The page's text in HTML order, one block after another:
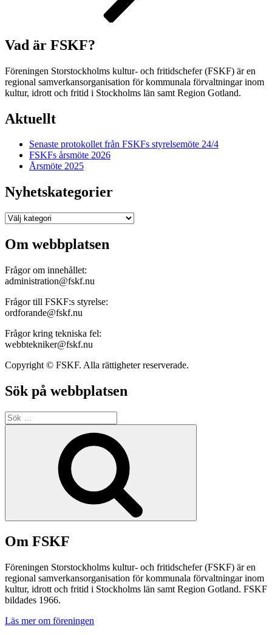
Vad är FSKF?
Föreningen Storstockholms kultur- och fritidschefer (FSKF) är en
regional samverkansorganisation för kommunala förvaltningar inom
kultur, idrott och fritid i Stockholms län samt Region Gotland.
Aktuellt
Senaste protokollet från FSKFs styrelsemöte 24/4
FSKFs årsmöte 2026
Årsmöte 2025
Nyhetskategorier
Nyhetskategorier
Om webbplatsen
Frågor om innehållet:
administration@fskf.nu
Frågor till FSKF:s styrelse:
ordforande@fskf.nu
Frågor kring tekniska fel:
webbtekniker@fskf.nu
Copyright © FSKF. Alla rättigheter reserverade.
Sök på webbplatsen
Sök
efter:
Om FSKF
Föreningen Storstockholms kultur- och fritidschefer (FSKF) är en
regional samverkansorganisation för kommunala förvaltningar inom
kultur, idrott och fritid i Stockholms län samt Region Gotland. FSKF
bildades 1966.
Läs mer om föreningen